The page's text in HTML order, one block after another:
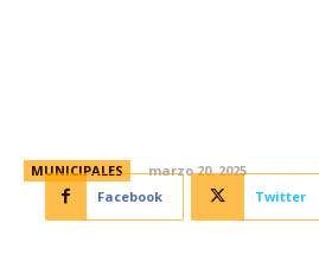
MUNICIPALES
marzo 20, 2025
Facebook
Twitter